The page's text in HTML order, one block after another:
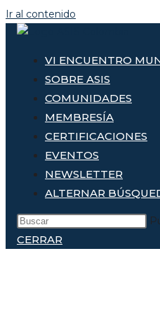
Ir al contenido
VI ENCUENTRO
SOBRE ASIS
COMUNIDADES
MEMBRESÍA
CERTIFICACIONES
EVENTOS
NEWSLETTER
ALTERNAR
CERRAR